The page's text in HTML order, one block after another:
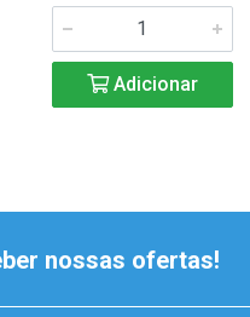
Adicionar
nossas ofertas!